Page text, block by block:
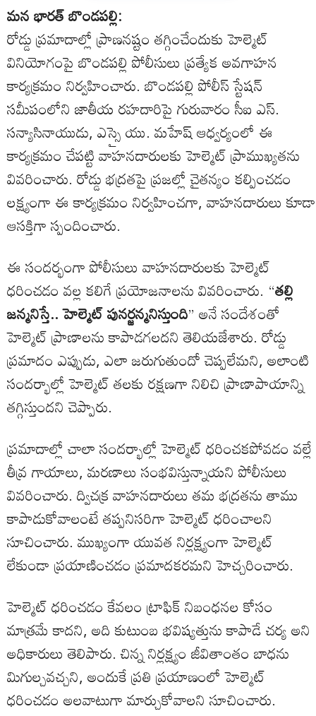
మన భారత్ బొండపల్లి:
రోడ్డు ప్రమాదాల్లో ప్రాణనష్టం తగ్గించేందుకు హెల్మెట్
వినియోగంపై బొండపల్లి పోలీసులు ప్రత్యేక అవగాహన
కార్యక్రమం నిర్వహించారు. బొండపల్లి పోలీస్ స్టేషన్
సమీపంలోని జాతీయ రహదారిపై గురువారం సీఐ ఎస్.
సన్యాసినాయుడు, ఎస్సై యు. మహేష్ ఆధ్వర్యంలో ఈ
కార్యక్రమం చేపట్టి వాహనదారులకు హెల్మెట్ ప్రాముఖ్యతను
వివరించారు. రోడ్డు భద్రతపై ప్రజల్లో చైతన్యం కల్పించడం
లక్ష్యంగా ఈ కార్యక్రమం నిర్వహించగా, వాహనదారులు కూడా
ఆసక్తిగా స్పందించారు.
ఈ సందర్భంగా పోలీసులు వాహనదారులకు హెల్మెట్
ధరించడం వల్ల కలిగే ప్రయోజనాలను వివరించారు. “తల్లి
జన్మనిస్తే.. హెల్మెట్ పునర్జన్మనిస్తుంది” అనే సందేశంతో
హెల్మెట్ ప్రాణాలను కాపాడగలదని తెలియజేశారు. రోడ్డు
ప్రమాదం ఎప్పుడు, ఎలా జరుగుతుందో చెప్పలేమని, అలాంటి
సందర్భాల్లో హెల్మెట్ తలకు రక్షణగా నిలిచి ప్రాణాపాయాన్ని
తగ్గిస్తుందని చెప్పారు.
ప్రమాదాల్లో చాలా సందర్భాల్లో హెల్మెట్ ధరించకపోవడం వల్లే
తీవ్ర గాయాలు, మరణాలు సంభవిస్తున్నాయని పోలీసులు
వివరించారు. ద్విచక్ర వాహనదారులు తమ భద్రతను తాము
కాపాడుకోవాలంటే తప్పనిసరిగా హెల్మెట్ ధరించాలని
సూచించారు. ముఖ్యంగా యువత నిర్లక్ష్యంగా హెల్మెట్
లేకుండా ప్రయాణించడం ప్రమాదకరమని హెచ్చరించారు.
హెల్మెట్ ధరించడం కేవలం ట్రాఫిక్ నిబంధనల కోసం
మాత్రమే కాదని, అది కుటుంబ భవిష్యత్తును కాపాడే చర్య అని
అధికారులు తెలిపారు. చిన్న నిర్లక్ష్యం జీవితాంతం బాధను
మిగుల్చవచ్చని, అందుకే ప్రతి ప్రయాణంలో హెల్మెట్
ధరించడం అలవాటుగా మార్చుకోవాలని సూచించారు.